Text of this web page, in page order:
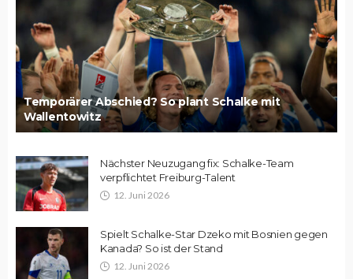
Temporärer Abschied? So plant Schalke mit
Wallentowitz
Nächster Neuzugang fix: Schalke-Team
verpflichtet Freiburg-Talent
12. Juni 2026
Spielt Schalke-Star Dzeko mit Bosnien gegen
Kanada? So ist der Stand
12. Juni 2026